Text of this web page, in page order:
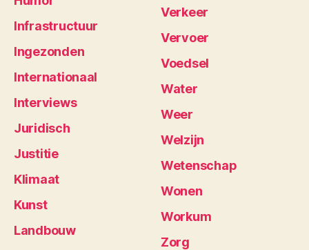
Infrastructuur
Ingezonden
Internationaal
Interviews
Juridisch
Justitie
Klimaat
Kunst
Landbouw
Verkeer
Vervoer
Voedsel
Water
Weer
Welzijn
Wetenschap
Wonen
Workum
Zorg